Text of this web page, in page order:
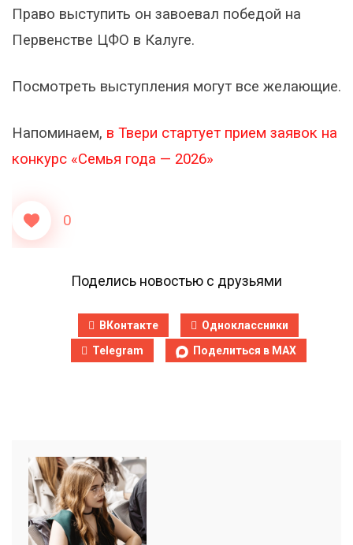
Право выступить он завоевал победой на
Первенстве ЦФО в Калуге.
Посмотреть выступления могут все желающие.
Напоминаем, в Твери стартует прием заявок на
конкурс «Семья года — 2026»
0
Поделись новостью с друзьями
ВКонтакте
Одноклассники
Telegram
Поделиться в MAX